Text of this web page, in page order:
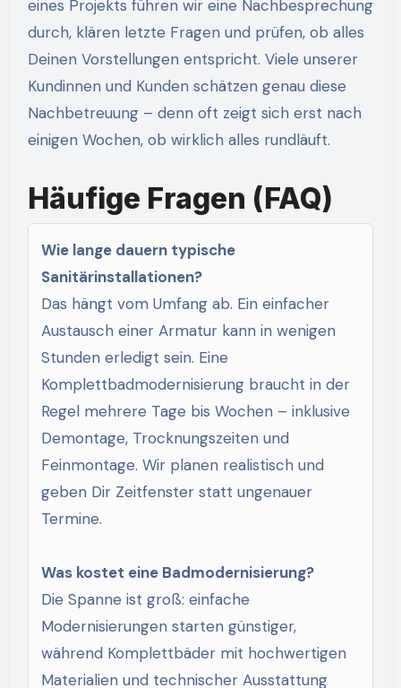
eines Projekts führen wir eine Nachbesprechung
durch, klären letzte Fragen und prüfen, ob alles
Deinen Vorstellungen entspricht. Viele unserer
Kundinnen und Kunden schätzen genau diese
Nachbetreuung – denn oft zeigt sich erst nach
einigen Wochen, ob wirklich alles rundläuft.
Häufige Fragen (FAQ)
Wie lange dauern typische
Sanitärinstallationen?
Das hängt vom Umfang ab. Ein einfacher
Austausch einer Armatur kann in wenigen
Stunden erledigt sein. Eine
Komplettbadmodernisierung braucht in der
Regel mehrere Tage bis Wochen – inklusive
Demontage, Trocknungszeiten und
Feinmontage. Wir planen realistisch und
geben Dir Zeitfenster statt ungenauer
Termine.
Was kostet eine Badmodernisierung?
Die Spanne ist groß: einfache
Modernisierungen starten günstiger,
während Komplettbäder mit hochwertigen
Materialien und technischer Ausstattung